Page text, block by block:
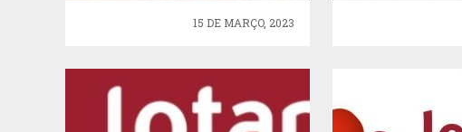
15 DE MARÇO, 2023